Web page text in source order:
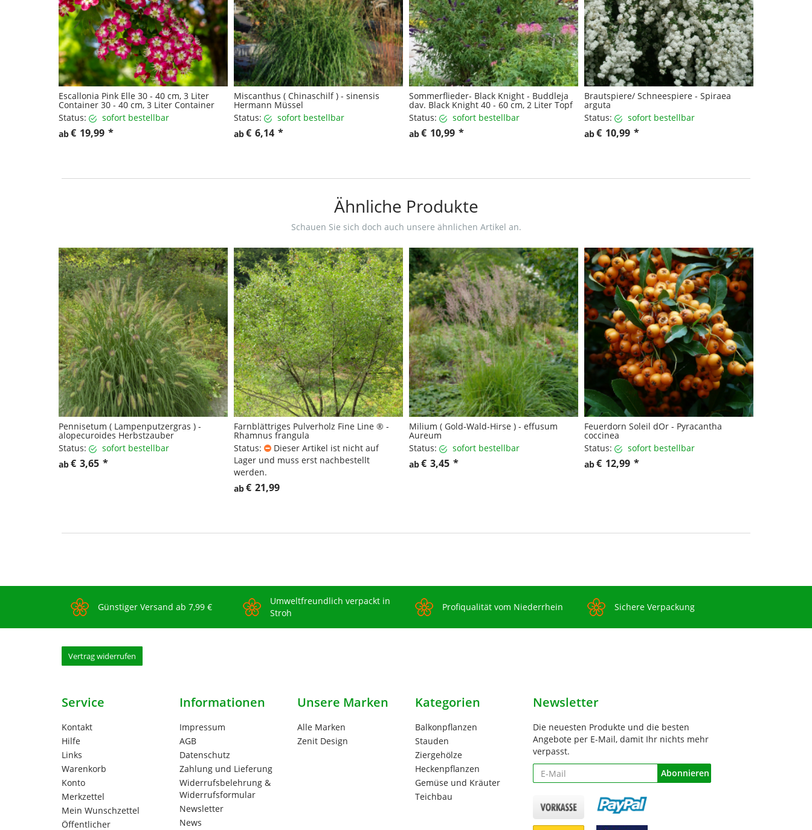
Escallonia Pink Elle 30 - 40 cm, 3 Liter
Container 30 - 40 cm, 3 Liter Container
Status:
sofort bestellbar
ab€ 19,99 *
Miscanthus ( Chinaschilf ) - sinensis
Hermann Müssel
Status:
sofort bestellbar
ab€ 6,14 *
Sommerflieder- Black Knight - Buddleja
dav. Black Knight 40 - 60 cm, 2 Liter Topf
Status:
sofort bestellbar
ab€ 10,99 *
Brautspiere/ Schneespiere - Spiraea
arguta
Status:
sofort bestellbar
ab€ 10,99 *
Ähnliche Produkte
Schauen Sie sich doch auch unsere ähnlichen Artikel an.
Pennisetum ( Lampenputzergras ) -
alopecuroides Herbstzauber
Status:
sofort bestellbar
ab€ 3,65 *
Farnblättriges Pulverholz Fine Line ® -
Rhamnus frangula
Status:
Dieser Artikel ist nicht auf
Lager und muss erst nachbestellt
werden.
ab€ 21,99
Milium ( Gold-Wald-Hirse ) - effusum
Aureum
Status:
sofort bestellbar
ab€ 3,45 *
Feuerdorn Soleil dOr - Pyracantha
coccinea
Status:
sofort bestellbar
ab€ 12,99 *
Günstiger Versand ab 7,99 €
Umweltfreundlich verpackt in
Stroh
Profiqualität vom Niederrhein Sichere Verpackung
Vertrag widerrufen
Service
Kontakt
Hilfe
Links
Warenkorb
Konto
Merkzettel
Mein Wunschzettel
Öffentlicher
Informationen
Impressum
AGB
Datenschutz
Zahlung und Lieferung
Widerrufsbelehrung &
Widerrufsformular
Newsletter
News
Unsere Marken
Alle Marken
Zenit Design
Kategorien
Balkonpflanzen
Stauden
Ziergehölze
Heckenpflanzen
Gemüse und Kräuter
Teichbau
Newsletter
Die neuesten Produkte und die besten
Angebote per E-Mail, damit Ihr nichts mehr
verpasst.
Newsletter
Abonnieren